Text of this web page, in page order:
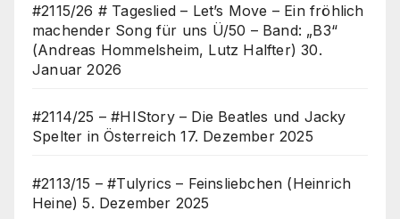
#2115/26 # Tageslied – Let’s Move – Ein fröhlich
machender Song für uns Ü/50 – Band: „B3“
(Andreas Hommelsheim, Lutz Halfter) 30.
Januar 2026
#2114/25 – #HIStory – Die Beatles und Jacky
Spelter in Österreich 17. Dezember 2025
#2113/15 – #Tulyrics – Feinsliebchen (Heinrich
Heine) 5. Dezember 2025